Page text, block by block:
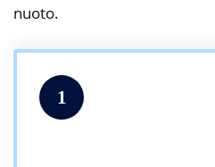
nuoto.
1